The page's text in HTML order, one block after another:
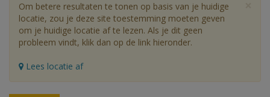
Om betere resultaten te tonen op basis van je huidige
locatie, zou je deze site toestemming moeten geven
om je huidige locatie af te lezen. Als je dit geen
probleem vindt, klik dan op de link hieronder.
Lees locatie af